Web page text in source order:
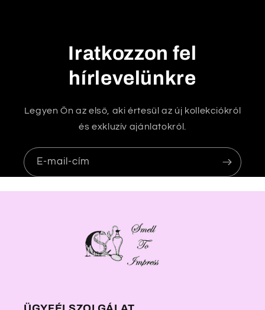
Iratkozzon fel
hírlevelünkre
Legyen Ön az első, aki értesül az új kollekciókról
és exkluzív ajánlatokról.
E-mail-cím